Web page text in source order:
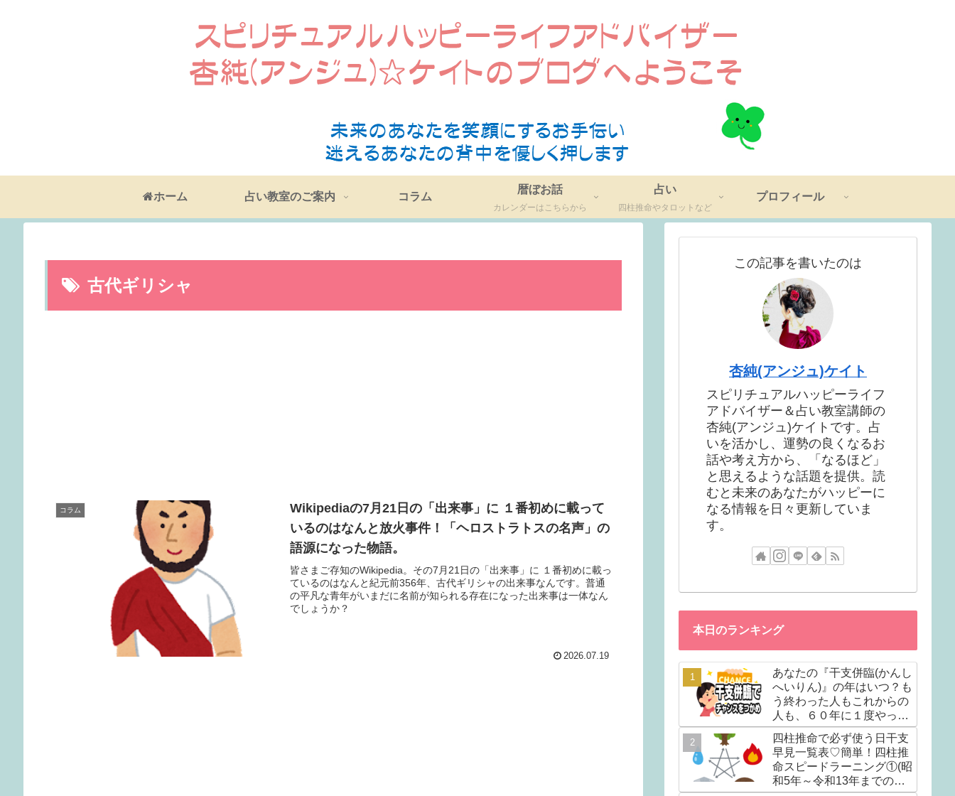
ホーム 占い教室のご案内 コラム
暦ぼお話
カレンダーはこちらから
占い
四柱推命やタロットなど
プロフィール
古代ギリシャ
コラム
Wikipediaの7月21日の「出来事」に １番初めに載って
いるのはなんと放火事件！「ヘロストラトスの名声」の
語源になった物語。
皆さまご存知のWikipedia。その7月21日の「出来事」に １番初めに載っ
ているのはなんと紀元前356年、古代ギリシャの出来事なんです。普通
の平凡な青年がいまだに名前が知られる存在になった出来事は一体なん
でしょうか？
2026.07.19
この記事を書いたのは
杏純(アンジュ)ケイト
スピリチュアルハッピーライフ
アドバイザー＆占い教室講師の
杏純(アンジュ)ケイトです。占
いを活かし、運勢の良くなるお
話や考え方から、「なるほど」
と思えるような話題を提供。読
むと未来のあなたがハッピーに
なる情報を日々更新していま
す。
本日のランキング
あなたの『干支併臨(かんし
へいりん)』の年はいつ？も
う終わった人もこれからの
人も、６０年に１度やって
くる人生の転換期を調べて
みませんか？
四柱推命で必ず使う日干支
早見一覧表♡簡単！四柱推
命スピードラーニング①(昭
和5年～令和13年までの早